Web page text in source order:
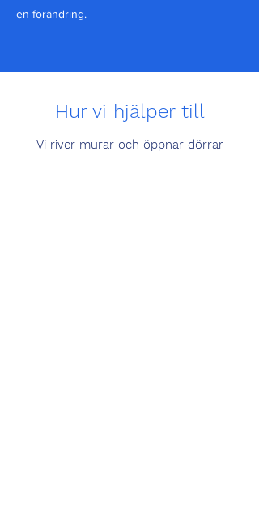
en förändring.
Hur vi hjälper till
Vi river murar och öppnar dörrar